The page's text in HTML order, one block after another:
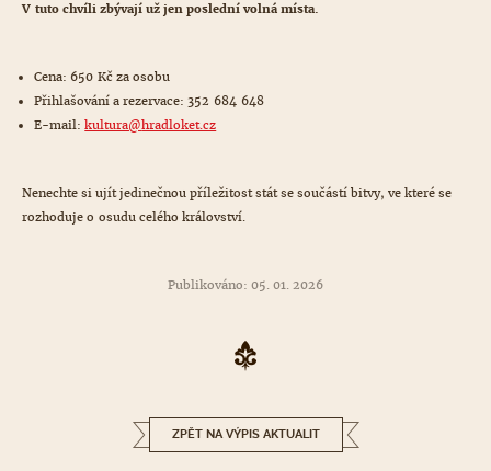
V tuto chvíli zbývají už jen poslední volná místa.
Cena: 650 Kč za osobu
Přihlašování a rezervace: 352 684 648
E-mail:kultura@hradloket.cz
Nenechte si ujít jedinečnou příležitost stát se součástí bitvy, ve které se
rozhoduje o osudu celého království.
Publikováno: 05. 01. 2026
ZPĚT NA VÝPIS AKTUALIT